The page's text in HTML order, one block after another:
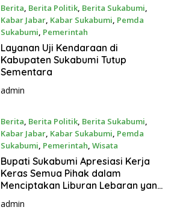
Berita, Berita Politik, Berita Sukabumi,
Kabar Jabar, Kabar Sukabumi, Pemda
Sukabumi, Pemerintah
16 April 2024
Layanan Uji Kendaraan di
Kabupaten Sukabumi Tutup
Sementara
admin
Berita, Berita Politik, Berita Sukabumi,
Kabar Jabar, Kabar Sukabumi, Pemda
Sukabumi, Pemerintah, Wisata
16 April 2024
Bupati Sukabumi Apresiasi Kerja
Keras Semua Pihak dalam
Menciptakan Liburan Lebaran yang
Aman dan Lancar
admin